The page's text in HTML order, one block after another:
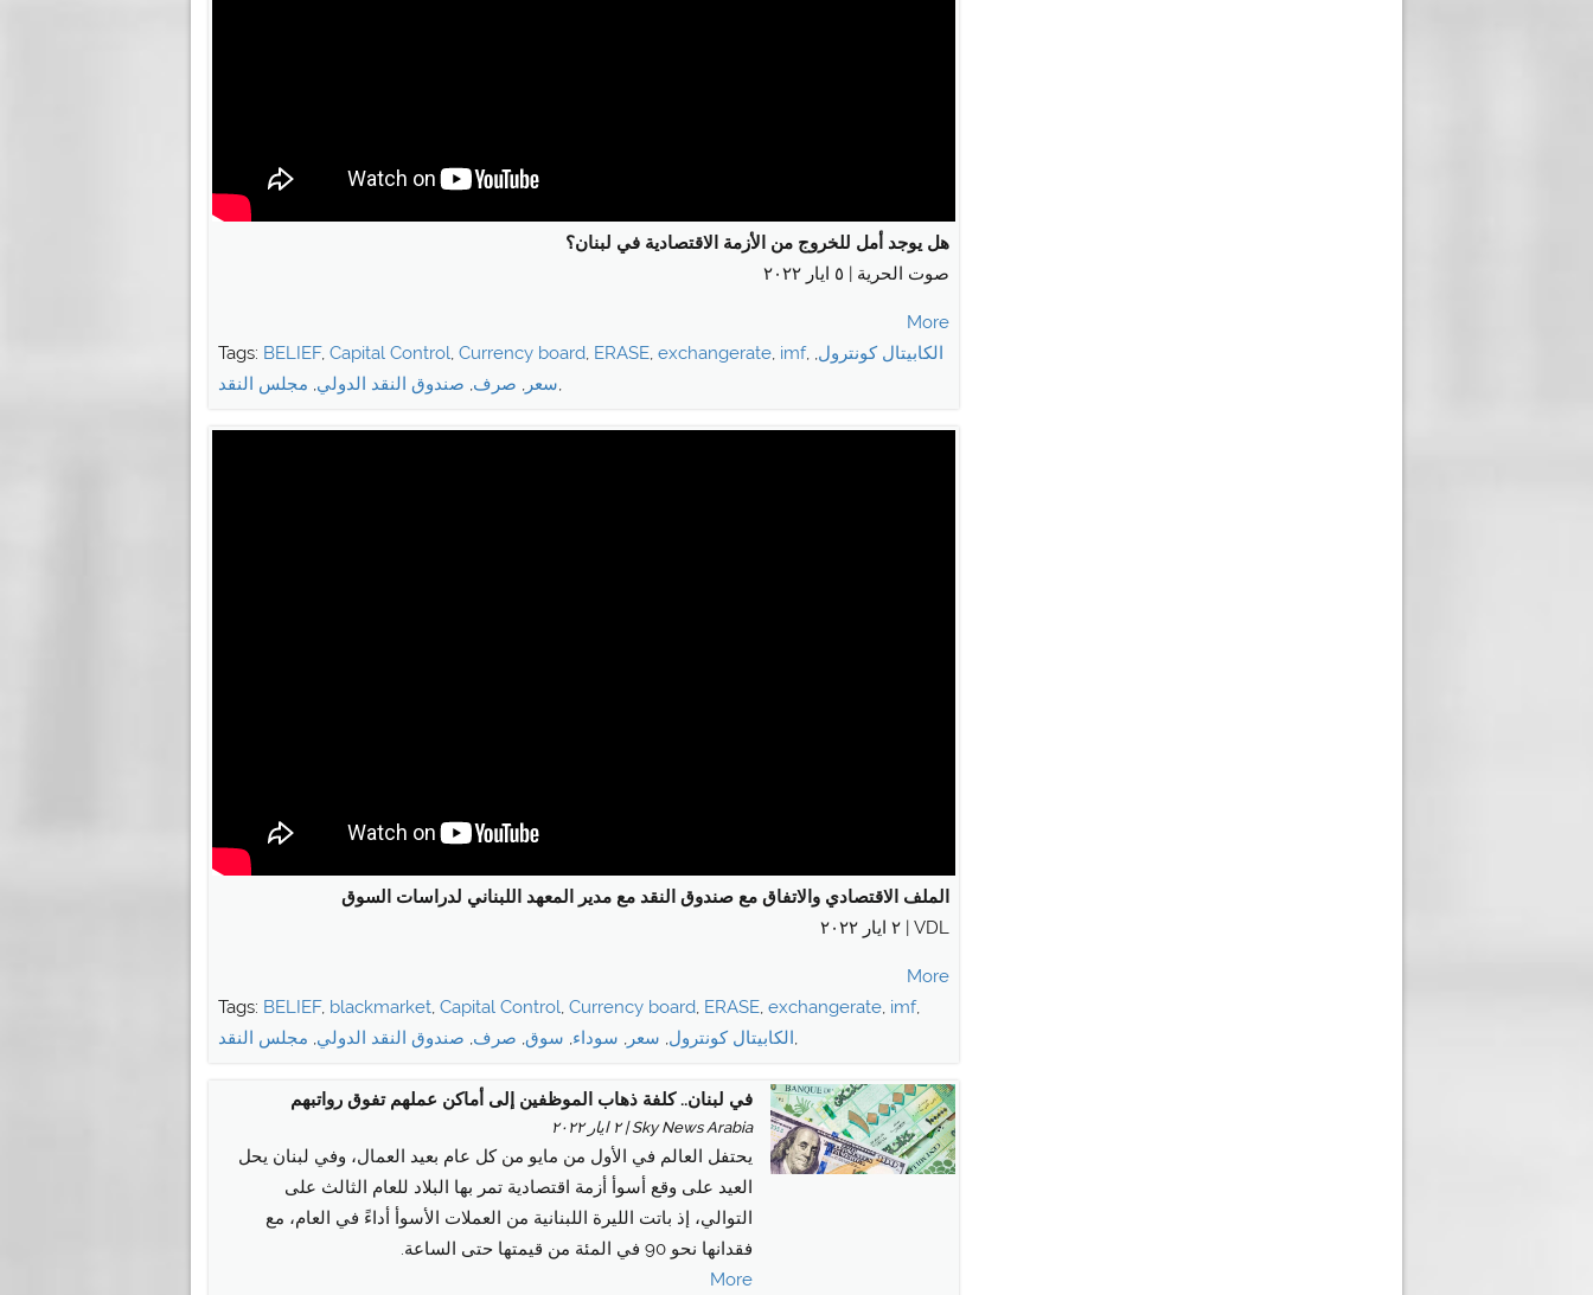
هل يوجد أمل للخروج من الأزمة الاقتصادية في لبنان؟
صوت الحرية | ٥ ايار ٢٠٢٢
More
Tags: BELIEF,Capital Control,Currency board, ERASE,exchangerate, imf, الكابيتال كونترول,
سعر , صرف, صندوق النقد الدولي, مجلس النقد ,
الملف الاقتصادي والاتفاق مع صندوق النقد مع مدير المعهد اللبناني لدراسات السوق
VDL | ٢ ايار ٢٠٢٢
More
Tags: BELIEF, blackmarket,Capital Control,Currency board, ERASE,exchangerate, imf,
الكابيتال كونترول, سعر , سوداء, سوق, صرف, صندوق النقد الدولي, مجلس النقد ,
في لبنان.. كلفة ذهاب الموظفين إلى أماكن عملهم تفوق رواتبهم
Sky News Arabia | ٢ ايار ٢٠٢٢
يحتفل العالم في الأول من مايو من كل عام بعيد العمال، وفي لبنان يحل
العيد على وقع أسوأ أزمة اقتصادية تمر بها البلاد للعام الثالث على
التوالي، إذ باتت الليرة اللبنانية من العملات الأسوأ أداءً في العام، مع
فقدانها نحو 90 في المئة من قيمتها حتى الساعة.
More